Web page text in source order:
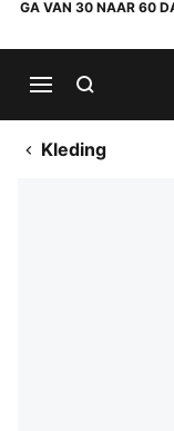
GA VAN 30 NAAR 60
Kleding